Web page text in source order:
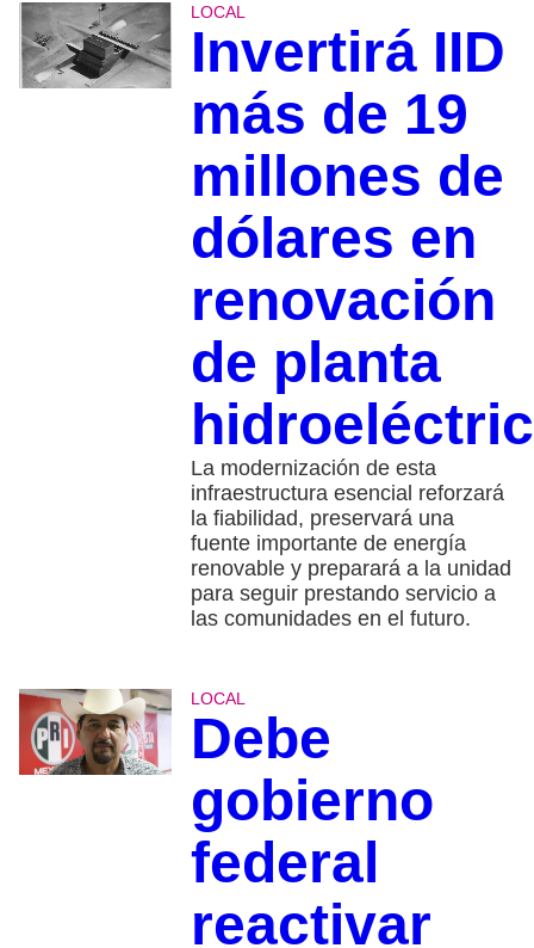
LOCAL
Invertirá IID
más de 19
millones de
dólares en
renovación
de planta
La modernización de esta
infraestructura esencial reforzará
la fiabilidad, preservará una
fuente importante de energía
renovable y preparará a la unidad
para seguir prestando servicio a
las comunidades en el futuro.
LOCAL
Debe
gobierno
federal
reactivar